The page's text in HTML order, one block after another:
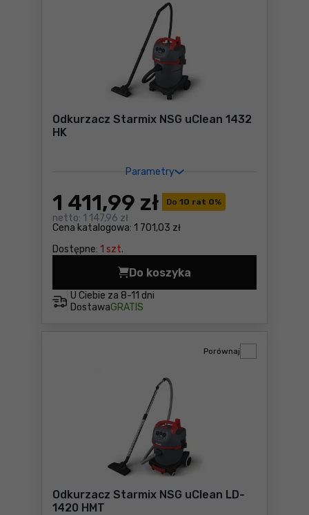
Odkurzacz Starmix NSG uClean 1432
HK
Parametry
Do 10 rat 0%
Cena katalogowa: 1 701,03 zł
1 411,99 zł
netto: 1 147,96 zł
Dostępne: 1 szt.
U Ciebie za 8-11 dni
DostawaGRATIS
Do koszyka
Odkurzacz Starmix NSG
Odkurzacz Starmix NSG uClean LD-
1420 HMT
Porównaj